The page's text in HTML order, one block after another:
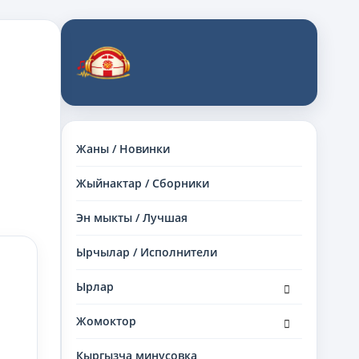
Жаны / Новинки
Жыйнактар / Сборники
Эн мыкты / Лучшая
Ырчылар / Исполнители
Ырлар
дочернее
Жомоктор
дочернее
Кыргызча минусовка